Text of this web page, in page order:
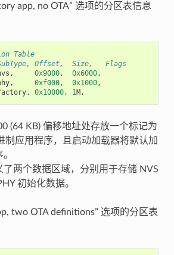
app, no OTA” 选项的分区表信息
Table
Offset,  Size,   Flags
, 0x9000, 0x6000,
, 0xf000, 0x1000,
, 0x10000, 1M,
(64 KB) 偏移地址处存放一个标记为
制应用程序，且启动加载器将默认加
了两个数据区域，分别用于存储 NVS
初始化数据。
two OTA definitions” 选项的分区表